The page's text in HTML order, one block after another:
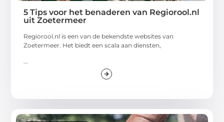
5 Tips voor het benaderen van Regiorool.nl
uit Zoetermeer
Regiorool.nl is een van de bekendste websites van
Zoetermeer. Het biedt een scala aan diensten,
...